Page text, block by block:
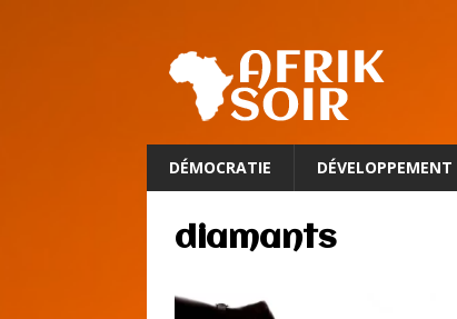
DÉMOCRATIE DÉVELOPPEMENT
diamants